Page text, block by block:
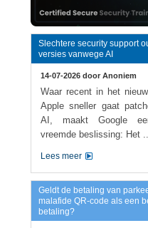
Slechtere security support
versies vanwege AI
14-07-2026 door Anoniem
Waar recent in het
Apple sneller gaat
AI, maakt Google
vreemde beslissing: Het
Lees meer
Geldt de betaling van
malafide QR-code als een
betaling?